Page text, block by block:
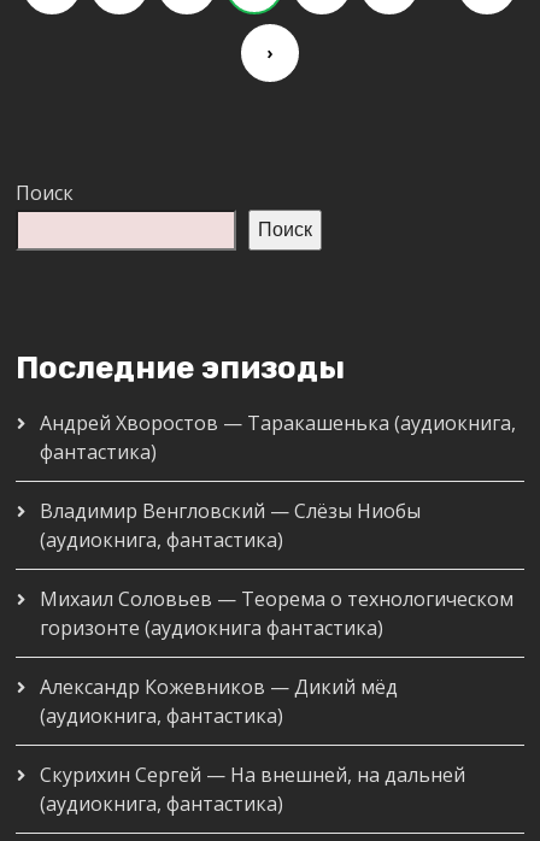
›
Поиск
Поиск
Последние эпизоды
Андрей Хворостов — Таракашенька (аудиокнига,
фантастика)
Владимир Венгловский — Слёзы Ниобы
(аудиокнига, фантастика)
Михаил Соловьев — Теорема о технологическом
горизонте (аудиокнига фантастика)
Александр Кожевников — Дикий мёд
(аудиокнига, фантастика)
Скурихин Сергей — На внешней, на дальней
(аудиокнига, фантастика)